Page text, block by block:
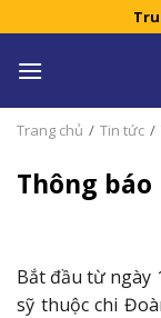
to
content
Trang chủ / Tin tức /
Thông báo
Bắt đầu từ ngày
sỹ thuộc chi